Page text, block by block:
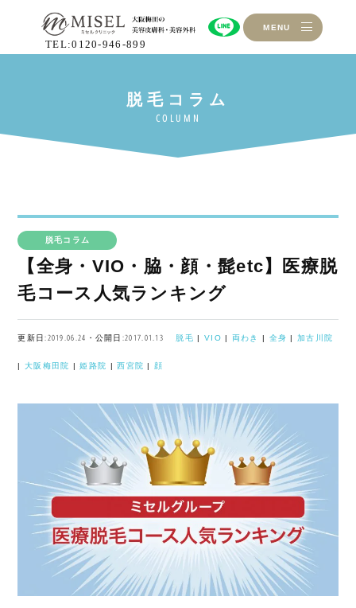
TEL:0120-946-899
MENU
脱毛コラム
【全身・VIO・脇・顔・髭etc】医療脱
毛コース人気ランキング
更新日:2019.06.24・公開日:2017.01.13 脱毛 VIO 両わき 全身 |加古川院
大阪梅田院 |姫路院 西宮院 |顔